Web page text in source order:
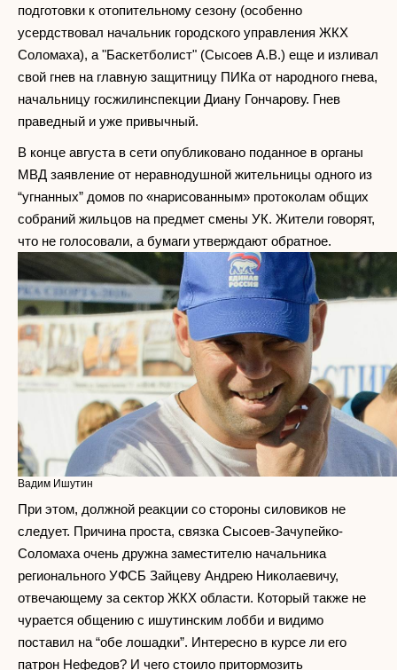
подготовки к отопительному сезону (особенно
усердствовал начальник городского управления ЖКХ
Соломаха), а "Баскетболист" (Сысоев А.В.) еще и изливал
свой гнев на главную защитницу ПИКа от народного гнева,
начальницу госжилинспекции Диану Гончарову. Гнев
праведный и уже привычный.
В конце августа в сети опубликовано поданное в органы
МВД заявление от неравнодушной жительницы одного из
“угнанных” домов по «нарисованным» протоколам общих
собраний жильцов на предмет смены УК. Жители говорят,
что не голосовали, а бумаги утверждают обратное.
Вадим Ишутин
При этом, должной реакции со стороны силовиков не
следует. Причина проста, связка Сысоев-Зачупейко-
Соломаха очень дружна заместителю начальника
регионального УФСБ Зайцеву Андрею Николаевичу,
отвечающему за сектор ЖКХ области. Который также не
чурается общению с ишутинским лобби и видимо
поставил на “обе лошадки”. Интересно в курсе ли его
патрон Нефедов? И чего стоило притормозить